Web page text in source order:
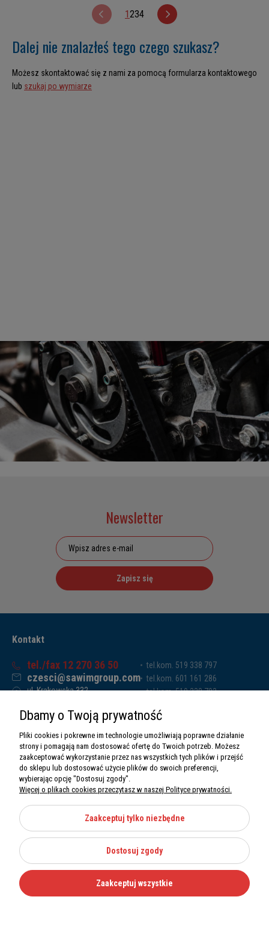
1234
Dalej nie znalazłeś tego czego szukasz?
Możesz skontaktować się z nami za pomocą formularza kontaktowego
lub szukaj po wymiarze
Newsletter
Zapisz się
Kontakt
tel./fax 12 270 36 50
czesci@sawimgroup.com
ul. Krakowska 332,
Sawim Group Mariusz Zdyb sp. k.
NIP: 5130284470
REGON: 5246591010
tel.kom. 519 338 797
tel.kom. 601 161 286
tel.kom. 519 338 793
O nas
Informacje
Moje konto
Kategorie
Dbamy o Twoją prywatność
Pliki cookies i pokrewne im technologie umożliwiają poprawne działanie
strony i pomagają nam dostosować ofertę do Twoich potrzeb. Możesz
zaakceptować wykorzystanie przez nas wszystkich tych plików i przejść
do sklepu lub dostosować użycie plików do swoich preferencji,
wybierając opcję "Dostosuj zgody".
Więcej o plikach cookies przeczytasz w naszej Polityce prywatności.
Zaakceptuj tylko niezbędne
Dostosuj zgody
Zaakceptuj wszystkie